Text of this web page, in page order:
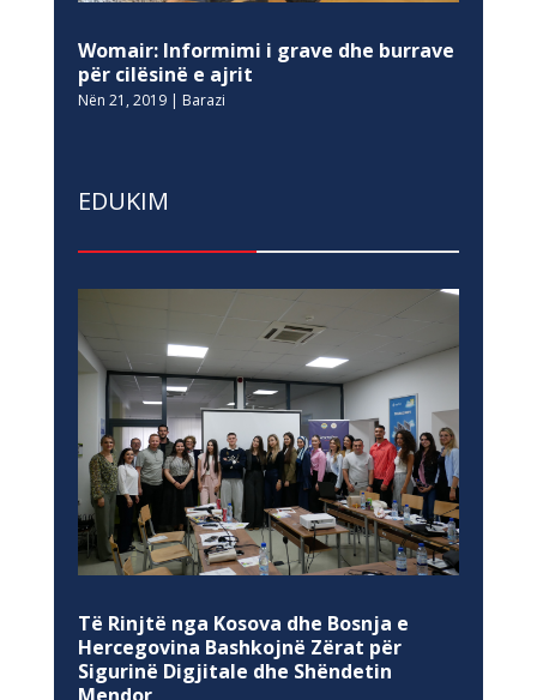
Womair: Informimi i grave dhe burrave
për cilësinë e ajrit
Nën 21, 2019| Barazi
EDUKIM
Të Rinjtë nga Kosova dhe Bosnja e
Hercegovina Bashkojnë Zërat për
Sigurinë Digjitale dhe Shëndetin